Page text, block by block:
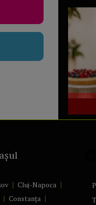
Cluj-Napoca
Constanța